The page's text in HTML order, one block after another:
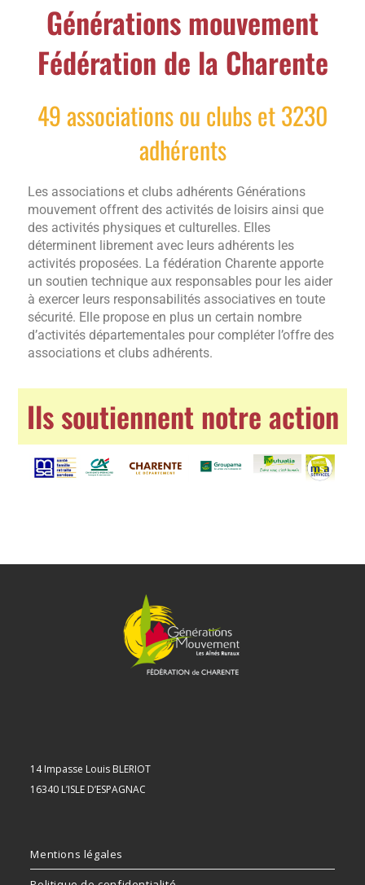
Générations mouvement
Fédération de la Charente
49 associations ou clubs et 3230
adhérents
Les associations et clubs adhérents Générations
mouvement offrent des activités de loisirs ainsi que
des activités physiques et culturelles. Elles
déterminent librement avec leurs adhérents les
activités proposées. La fédération Charente apporte
un soutien technique aux responsables pour les aider
à exercer leurs responsabilités associatives en toute
sécurité. Elle propose en plus un certain nombre
d’activités départementales pour compléter l’offre des
associations et clubs adhérents.
Ils soutiennent notre action
14 Impasse Louis BLERIOT
16340 L’ISLE D’ESPAGNAC
Mentions légales